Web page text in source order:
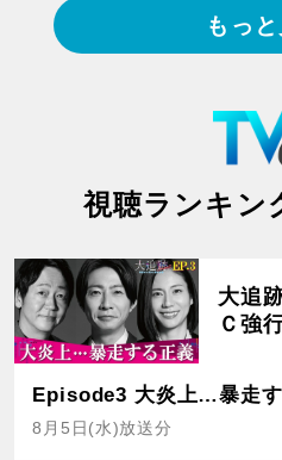
もっ
視聴ランキン
大追
Ｃ強
Episode3 大炎上…暴走
8月5日(水)放送分